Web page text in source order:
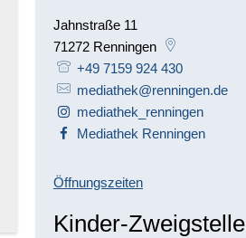
Jahnstraße 11
71272 Renningen
+49 7159 924 430
mediathek@renningen.de
mediathek_renningen
Mediathek Renningen
Öffnungszeiten
Kinder-Zweigstelle